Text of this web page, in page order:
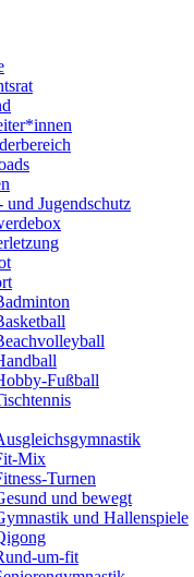
und Jugendschutz
Fußball
Mix
Turnen
und bewegt
und Hallenspiele
um-fit